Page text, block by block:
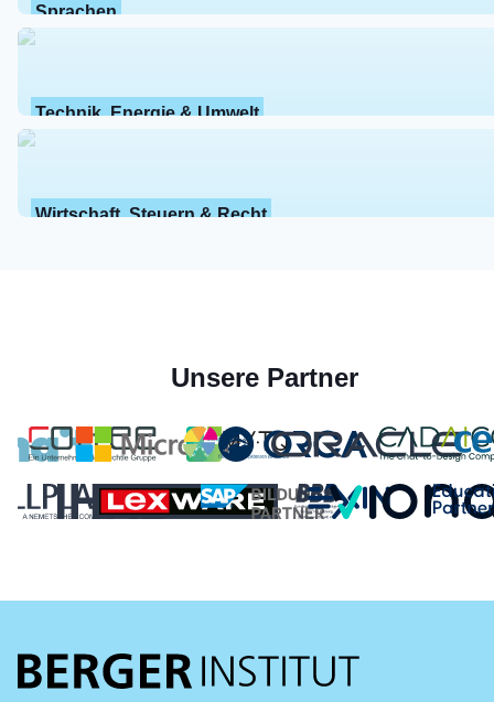
Sprachen
Technik, Energie & Umwelt
Wirtschaft, Steuern & Recht
Unsere Partner